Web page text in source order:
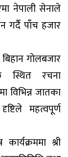
नेपाली सेनाले
गर्दै पाँच हजार
गोलबजार
स्थित रचना
विभिन्न जातका
महत्वपूर्ण
श्री